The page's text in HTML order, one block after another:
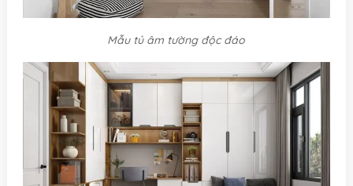
Mẫu tủ âm tường độc đáo